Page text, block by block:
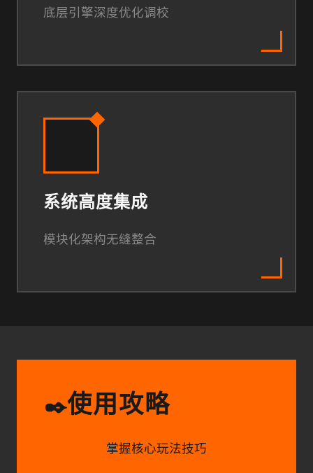
底层引擎深度优化调校
系统高度集成
模块化架构无缝整合
✒️使用攻略
掌握核心玩法技巧